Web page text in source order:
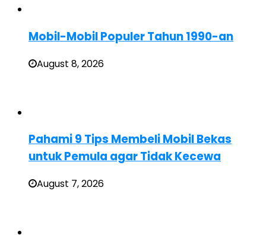
Mobil-Mobil Populer Tahun 1990-an
August 8, 2026
Pahami 9 Tips Membeli Mobil Bekas
untuk Pemula agar Tidak Kecewa
August 7, 2026